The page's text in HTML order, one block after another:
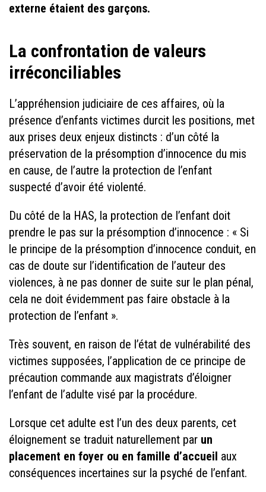
externe étaient des garçons.
La confrontation de valeurs
irréconciliables
L’appréhension judiciaire de ces affaires, où la
présence d’enfants victimes durcit les positions, met
aux prises deux enjeux distincts : d’un côté la
préservation de la présomption d’innocence du mis
en cause, de l’autre la protection de l’enfant
suspecté d’avoir été violenté.
Du côté de la HAS, la protection de l’enfant doit
prendre le pas sur la présomption d’innocence : « Si
le principe de la présomption d’innocence conduit, en
cas de doute sur l’identification de l’auteur des
violences, à ne pas donner de suite sur le plan pénal,
cela ne doit évidemment pas faire obstacle à la
protection de l’enfant ».
Très souvent, en raison de l’état de vulnérabilité des
victimes supposées, l’application de ce principe de
précaution commande aux magistrats d’éloigner
l’enfant de l’adulte visé par la procédure.
Lorsque cet adulte est l’un des deux parents, cet
éloignement se traduit naturellement par un
placement en foyer ou en famille d’accueil aux
conséquences incertaines sur la psyché de l’enfant.